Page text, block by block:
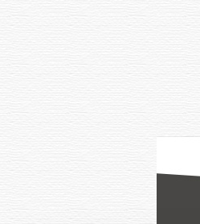
Facebook